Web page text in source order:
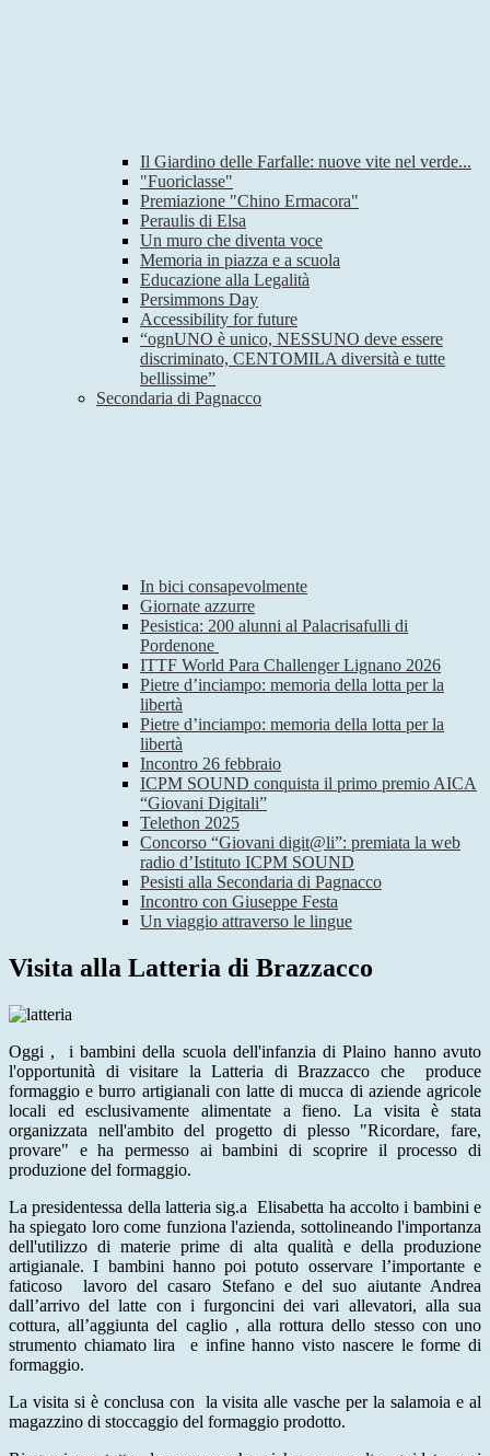
Il Giardino delle Farfalle: nuove vite nel verde...
"Fuoriclasse"
Premiazione "Chino Ermacora"
Peraulis di Elsa
Un muro che diventa voce
Memoria in piazza e a scuola
Educazione alla Legalità
Persimmons Day
Accessibility for future
“ognUNO è unico, NESSUNO deve essere
discriminato, CENTOMILA diversità e tutte
bellissime”
Secondaria di Pagnacco
In bici consapevolmente
Giornate azzurre
Pesistica: 200 alunni al Palacrisafulli di
Pordenone
ITTF World Para Challenger Lignano 2026
Pietre d’inciampo: memoria della lotta per la
libertà
Pietre d’inciampo: memoria della lotta per la
libertà
Incontro 26 febbraio
ICPM SOUND conquista il primo premio AICA
“Giovani Digitali”
Telethon 2025
Concorso “Giovani digit@li”: premiata la web
radio d’Istituto ICPM SOUND
Pesisti alla Secondaria di Pagnacco
Incontro con Giuseppe Festa
Un viaggio attraverso le lingue
Visita alla Latteria di Brazzacco
Oggi ,
i bambini della scuola dell'infanzia di Plaino hanno avuto
l'opportunità di visitare la Latteria di Brazzacco che
produce
formaggio e burro artigianali con latte di mucca di aziende agricole
locali ed esclusivamente alimentate a fieno. La visita è stata
organizzata nell'ambito del progetto di plesso "Ricordare, fare,
provare" e ha permesso ai bambini di scoprire il processo di
produzione del formaggio.
La presidentessa della latteria sig.a Elisabetta ha accolto i bambini e
ha spiegato loro come funziona l'azienda, sottolineando l'importanza
dell'utilizzo di materie prime di alta qualità e della produzione
artigianale. I bambini hanno poi potuto osservare l’importante e
faticoso
lavoro del casaro Stefano e del suo aiutante Andrea
dall’arrivo del latte con i furgoncini dei vari allevatori, alla sua
cottura, all’aggiunta del caglio , alla rottura dello stesso con uno
strumento chiamato lira
e infine hanno visto nascere le forme di
formaggio.
La visita si è conclusa con
la visita alle vasche per la salamoia e al
magazzino di stoccaggio del formaggio prodotto.